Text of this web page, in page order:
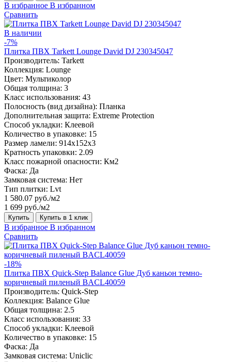
В избранное В избранном
Сравнить
В наличии
-7%
Плитка ПВХ Tarkett Lounge David DJ 230345047
Производитель: Tarkett
Коллекция: Lounge
Цвет: Мультиколор
Общая толщина: 3
Класс использования: 43
Полосность (вид дизайна): Планка
Дополнительная защита: Extreme Protection
Способ укладки: Клеевой
Количество в упаковке: 15
Размер ламели: 914x152x3
Кратность упаковки: 2.09
Класс пожарной опасности: Км2
Фаска: Да
Замковая система: Нет
Тип плитки: Lvt
1 580.07 руб./м2
1 699 руб./м2
Купить Купить в 1 клик
В избранное В избранном
Сравнить
-18%
Плитка ПВХ Quick-Step Balance Glue Дуб каньон темно-
коричневый пиленый BACL40059
Производитель: Quick-Step
Коллекция: Balance Glue
Общая толщина: 2.5
Класс использования: 33
Способ укладки: Клеевой
Количество в упаковке: 15
Фаска: Да
Замковая система: Uniclic